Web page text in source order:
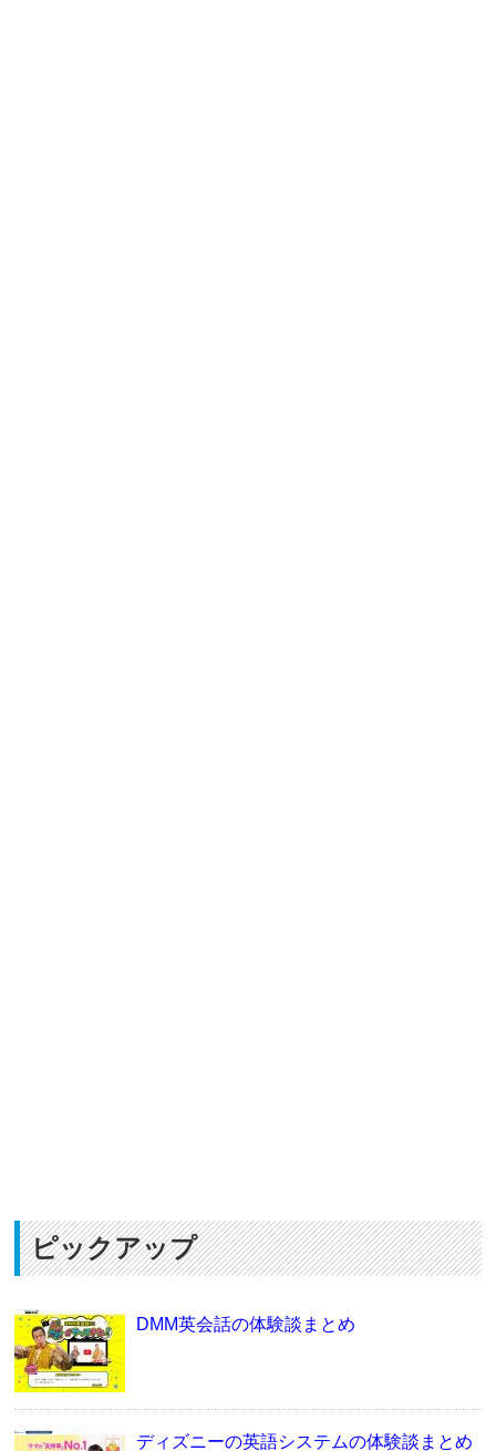
ピックアップ
DMM英会話の体験談まとめ
ディズニーの英語システムの体験談まとめ